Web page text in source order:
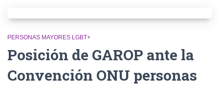
PERSONAS MAYORES LGBT+
Posición de GAROP ante la
Convención ONU personas